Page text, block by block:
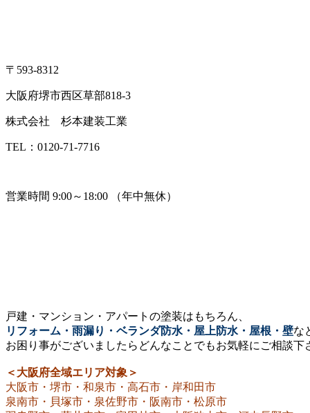
〒593-8312
大阪府堺市西区草部818-3
株式会社 杉本建装工業
TEL：0120-71-7716
営業時間 9:00～18:00 （年中無休）
戸建・マンション・アパートの塗装はもちろん、
リフォーム・雨漏り・ベランダ防水・屋上防水・屋根・壁な
お困り事がございましたらどんなことでもお気軽にご相談下
＜大阪府全域エリア対象＞
大阪市・堺市・和泉市・高石市・岸和田市
泉南市・貝塚市・泉佐野市・阪南市・松原市